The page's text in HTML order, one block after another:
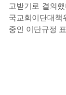
고받기로 결의
국교회이단대
중인 이단규정